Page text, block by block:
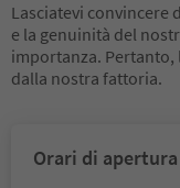
Lasciatevi convincere
e la genuinità del
importanza. Pertanto,
dalla nostra fattoria.
Orari di apertura